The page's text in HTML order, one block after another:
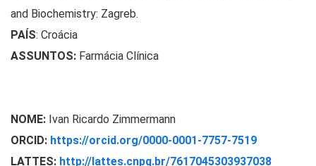
and Biochemistry: Zagreb.
PAÍS: Croácia
ASSUNTOS: Farmácia Clínica
NOME: Ivan Ricardo Zimmermann
ORCID: https://orcid.org/0000-0001-7757-7519
LATTES: http://lattes.cnpq.br/7617045303937038